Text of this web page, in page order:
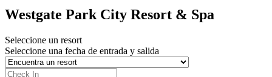
Westgate Park City Resort & Spa
Seleccione un resort
Seleccione una fecha de entrada y salida